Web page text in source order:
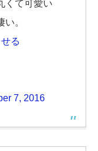
くて可愛い
。
る
7, 2016